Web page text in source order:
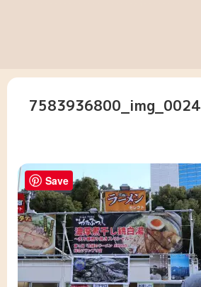
7583936800_img_0024
Save